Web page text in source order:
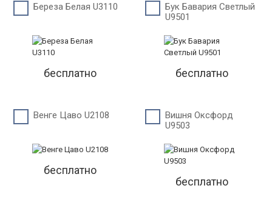
Береза Белая U3110
бесплатно
Бук Бавария Светлый
U9501
бесплатно
Венге Цаво U2108
бесплатно
Вишня Оксфорд
U9503
бесплатно